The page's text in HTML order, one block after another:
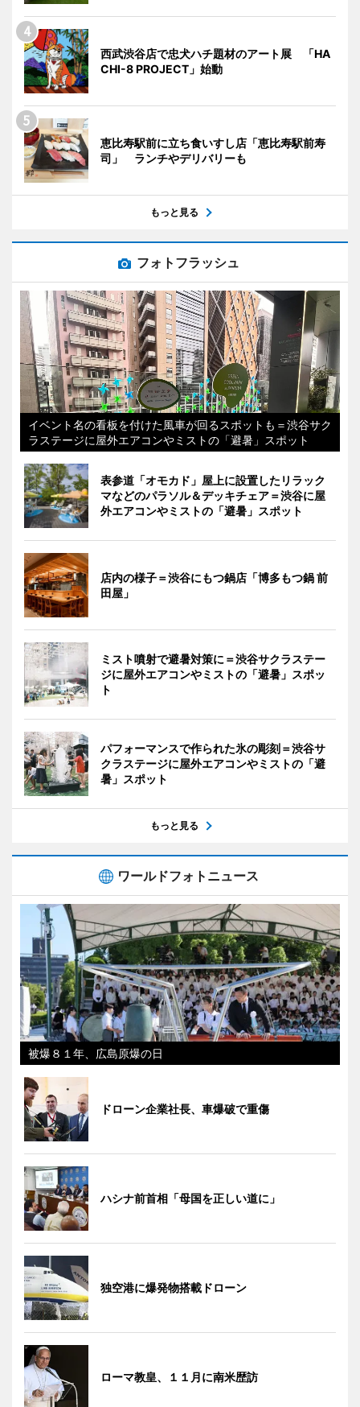
西武渋谷店で忠犬ハチ題材のアート展 「HA
CHI-8 PROJECT」始動
恵比寿駅前に立ち食いすし店「恵比寿駅前寿
司」 ランチやデリバリーも
もっと見る
フォトフラッシュ
イベント名の看板を付けた風車が回るスポットも＝渋谷サク
ラステージに屋外エアコンやミストの「避暑」スポット
表参道「オモカド」屋上に設置したリラック
マなどのパラソル＆デッキチェア＝渋谷に屋
外エアコンやミストの「避暑」スポット
店内の様子＝渋谷にもつ鍋店「博多もつ鍋 前
田屋」
ミスト噴射で避暑対策に＝渋谷サクラステー
ジに屋外エアコンやミストの「避暑」スポッ
ト
パフォーマンスで作られた氷の彫刻＝渋谷サ
クラステージに屋外エアコンやミストの「避
暑」スポット
もっと見る
ワールドフォトニュース
被爆８１年、広島原爆の日
ドローン企業社長、車爆破で重傷
ハシナ前首相「母国を正しい道に」
独空港に爆発物搭載ドローン
ローマ教皇、１１月に南米歴訪